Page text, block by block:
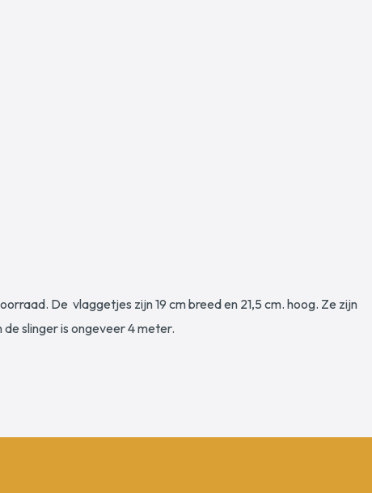
De vlaggetjes zijn 19 cm breed en 21,5 cm. hoog. Ze zijn
slinger is ongeveer 4 meter.